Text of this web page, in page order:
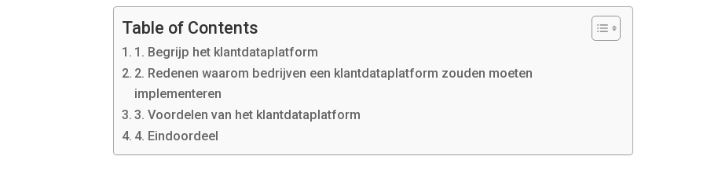
Table of Contents
1. Begrijp het klantdataplatform
2. Redenen waarom bedrijven een klantdataplatform zouden moeten
implementeren
3. Voordelen van het klantdataplatform
4. Eindoordeel